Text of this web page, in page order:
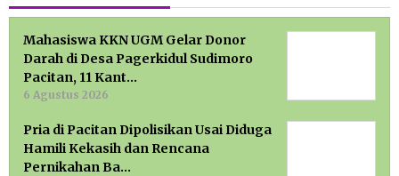
Mahasiswa KKN UGM Gelar Donor
Darah di Desa Pagerkidul Sudimoro
Pacitan, 11 Kant…
6 Agustus 2026
Pria di Pacitan Dipolisikan Usai Diduga
Hamili Kekasih dan Rencana
Pernikahan Ba…